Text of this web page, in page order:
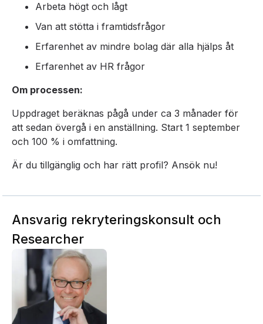
Arbeta högt och lågt
Van att stötta i framtidsfrågor
Erfarenhet av mindre bolag där alla hjälps åt
Erfarenhet av HR frågor
Om processen:
Uppdraget beräknas pågå under ca 3 månader för
att sedan övergå i en anställning. Start 1 september
och 100 % i omfattning.
Är du tillgänglig och har rätt profil? Ansök nu!
Ansvarig rekryteringskonsult och
Researcher